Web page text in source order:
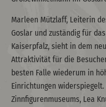
Marleen Mützlaff, Leiterin
Goslar und zuständig für
Kaiserpfalz, sieht in dem
Attraktivität für die
besten Falle wiederum in
Einrichtungen
Zinnfigurenmuseums, Lea